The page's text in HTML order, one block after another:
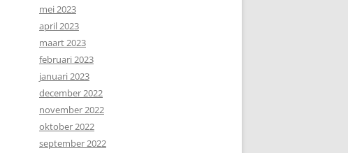
mei 2023
april 2023
maart 2023
februari 2023
januari 2023
december 2022
november 2022
oktober 2022
september 2022